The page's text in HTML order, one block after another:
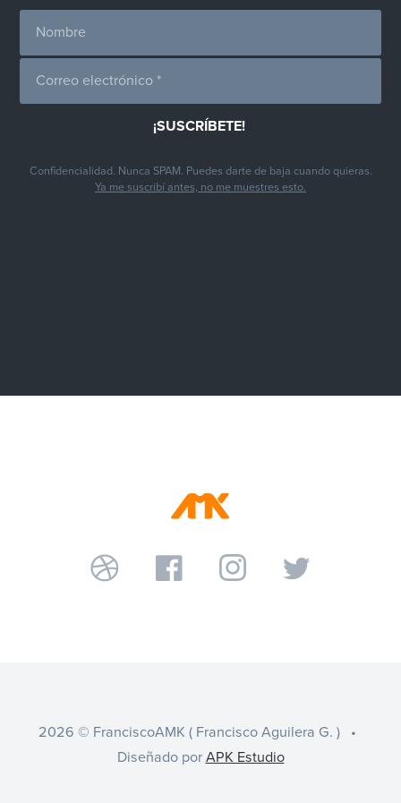
Confidencialidad. Nunca SPAM. Puedes darte de baja cuando quieras.
Ya me suscribí antes, no me muestres esto.
2026 © FranciscoAMK ( Francisco Aguilera G. ) •
Diseñado por APK Estudio